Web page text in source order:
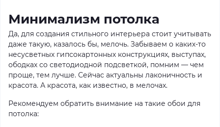
Минимализм потолка
Да, для создания стильного интерьера стоит учитывать
даже такую, казалось бы, мелочь. Забываем о каких-то
несусветных гипсокартонных конструкциях, выступах,
ободках со светодиодной подсветкой, помним — чем
проще, тем лучше. Сейчас актуальны лаконичность и
красота. А красота, как известно, в мелочах.
Рекомендуем обратить внимание на такие обои для
потолка: